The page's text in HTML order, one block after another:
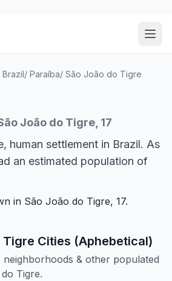
Brazil/ Paraíba/ São João do Tigre
João do Tigre, 17
human settlement in Brazil. As
an estimated population of
in São João do Tigre, 17.
Tigre Cities (Aphebetical)
neighborhoods & other populated
Tigre.